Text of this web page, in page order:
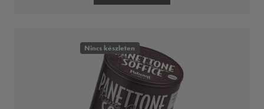
Nincs készleten